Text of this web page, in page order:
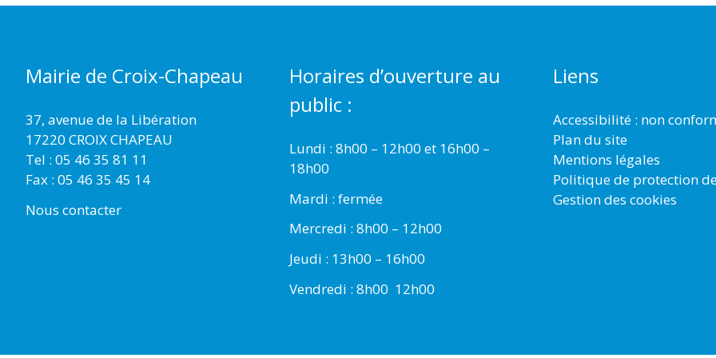
Mairie de Croix-Chapeau
37, avenue de la Libération
17220 CROIX CHAPEAU
Tel : 05 46 35 81 11
Fax : 05 46 35 45 14
Nous contacter
Horaires d’ouverture au
public :
Lundi : 8h00 – 12h00 et 16h00 –
18h00
Mardi : fermée
Mercredi : 8h00 – 12h00
Jeudi : 13h00 – 16h00
Vendredi : 8h00  12h00
Liens
Accessibilité : non
Plan du site
Mentions légales
Politique de protection
Gestion des cookies